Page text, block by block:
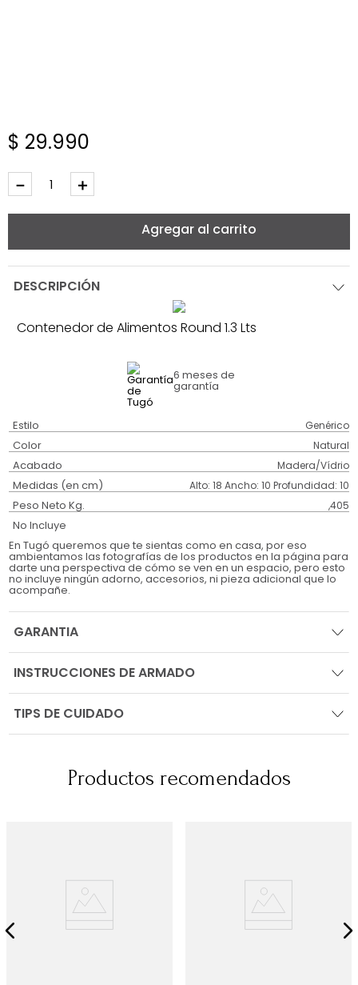
$ 29.990
＋
－
Agregar al carrito
DESCRIPCIÓN
Contenedor de Alimentos Round 1.3 Lts
6 meses de
garantía
Estilo Genérico
Color Natural
Acabado Madera/Vídrio
Medidas (en cm) Alto: 18 Ancho: 10 Profundidad: 10
Peso Neto Kg. ,405
No Incluye
En Tugó queremos que te sientas como en casa, por eso
ambientamos las fotografías de los productos en la página para
darte una perspectiva de cómo se ven en un espacio, pero esto
no incluye ningún adorno, accesorios, ni pieza adicional que lo
acompañe.
GARANTIA
INSTRUCCIONES DE ARMADO
TIPS DE CUIDADO
Productos recomendados